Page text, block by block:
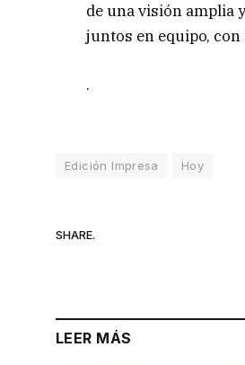
de una visión amplia
juntos en equipo,
.
Edición Impresa Hoy
SHARE.
LEER MÁS